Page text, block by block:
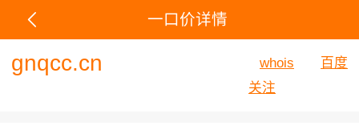
一口价详情
gnqcc.cn whois
百度
关注